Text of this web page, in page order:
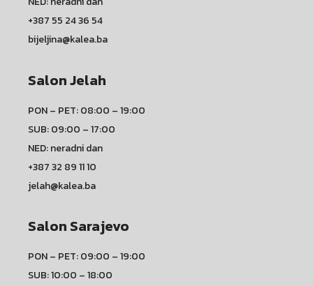
+387 55 24 36 54
bijeljina@kalea.ba
Salon Jelah
PON – PET: 08:00 – 19:00
SUB: 09:00 – 17:00
NED: neradni dan
+387 32 89 11 10
jelah@kalea.ba
Salon Sarajevo
PON – PET: 09:00 – 19:00
SUB: 10:00 – 18:00